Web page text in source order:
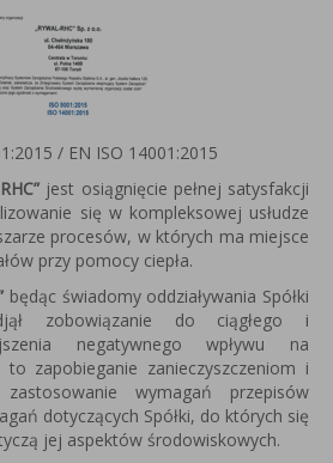
/ EN ISO 14001:2015
jest osiągnięcie pełnej satysfakcji
się w kompleksowej usłudze
procesów, w których ma miejsce
przy pomocy ciepła.
będąc świadomy oddziaływania Spółki
zobowiązanie do ciągłego i
negatywnego wpływu na
zapobieganie zanieczyszczeniom i
zastosowanie wymagań przepisów
dotyczących Spółki, do których się
jej aspektów środowiskowych.